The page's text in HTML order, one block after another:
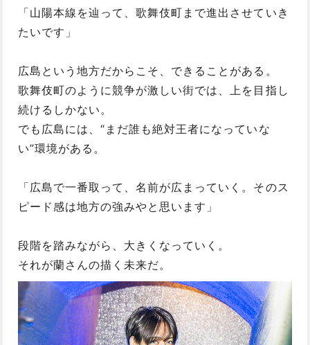
「山陽本線を辿って、歌舞伎町まで進出させていき
たいです」
広島という地方だからこそ、できることがある。
歌舞伎町のように競争が激しい街では、上を目指し
続けるしかない。
でも広島には、“まだ誰も絶対王者になっていな
い”環境がある。
「広島で一番取って、名前が広まっていく。そのス
ピード感は地方の強みやと思います」
段階を踏みながら、大きくなっていく。
それが蘭さんの描く未来だ。